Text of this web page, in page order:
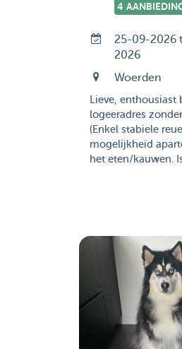
4
25-09-2026
2026
Woerden
Lieve, enthousiast
logeeradres
(Enkel stabiele
mogelijkheid
het eten/kauwen.